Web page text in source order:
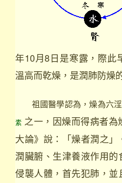
年10月8日是寒露，際此
溫高而乾燥，是潤肺防燥
祖國醫學認為，燥為六淫
素 之一，因燥而得病者
大論》說：「燥者潤之
潤臟腑、生津養液作用
侵襲人體，首先犯肺，